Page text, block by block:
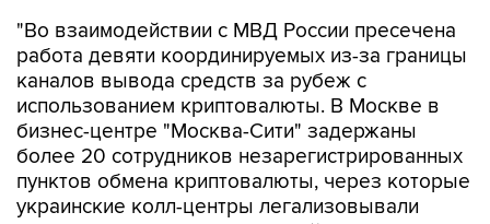
"Во взаимодействии с МВД России пресечена
работа девяти координируемых из-за границы
каналов вывода средств за рубеж с
использованием криптовалюты. В Москве в
бизнес-центре "Москва-Сити" задержаны
более 20 сотрудников незарегистрированных
пунктов обмена криптовалюты, через которые
украинские колл-центры легализовывали